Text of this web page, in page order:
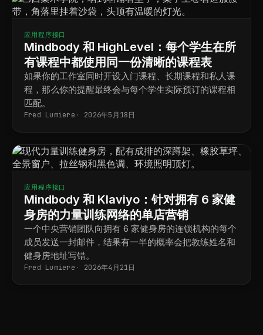
应用程序接口
Mindbody 和 HighLevel：每个学生在所
有课程中都使用同一份清晰的课程表
如果你的工作室同时开设入门课程、长期课程和私人课
程，那么你的提醒最终会与每个学生实际预订的课程相
匹配。
Fred Lumiere 2026年5月18日
应用程序接口
Mindbody 和 Klaviyo：针对拥有 6 家健
身房的力量训练网络的单店营销
一个中央营销团队向拥有 6 家健身房的连锁机构的每个
成员发送一封邮件，结果有一半的概率会把教练姓名和
健身房地址写错。
Fred Lumiere 2026年4月21日